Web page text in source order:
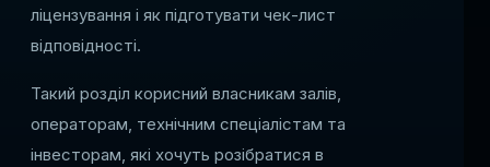
ліцензування і як підготувати чек-лист
відповідності.
Такий розділ корисний власникам залів,
операторам, технічним спеціалістам та
інвесторам, які хочуть розібратися в